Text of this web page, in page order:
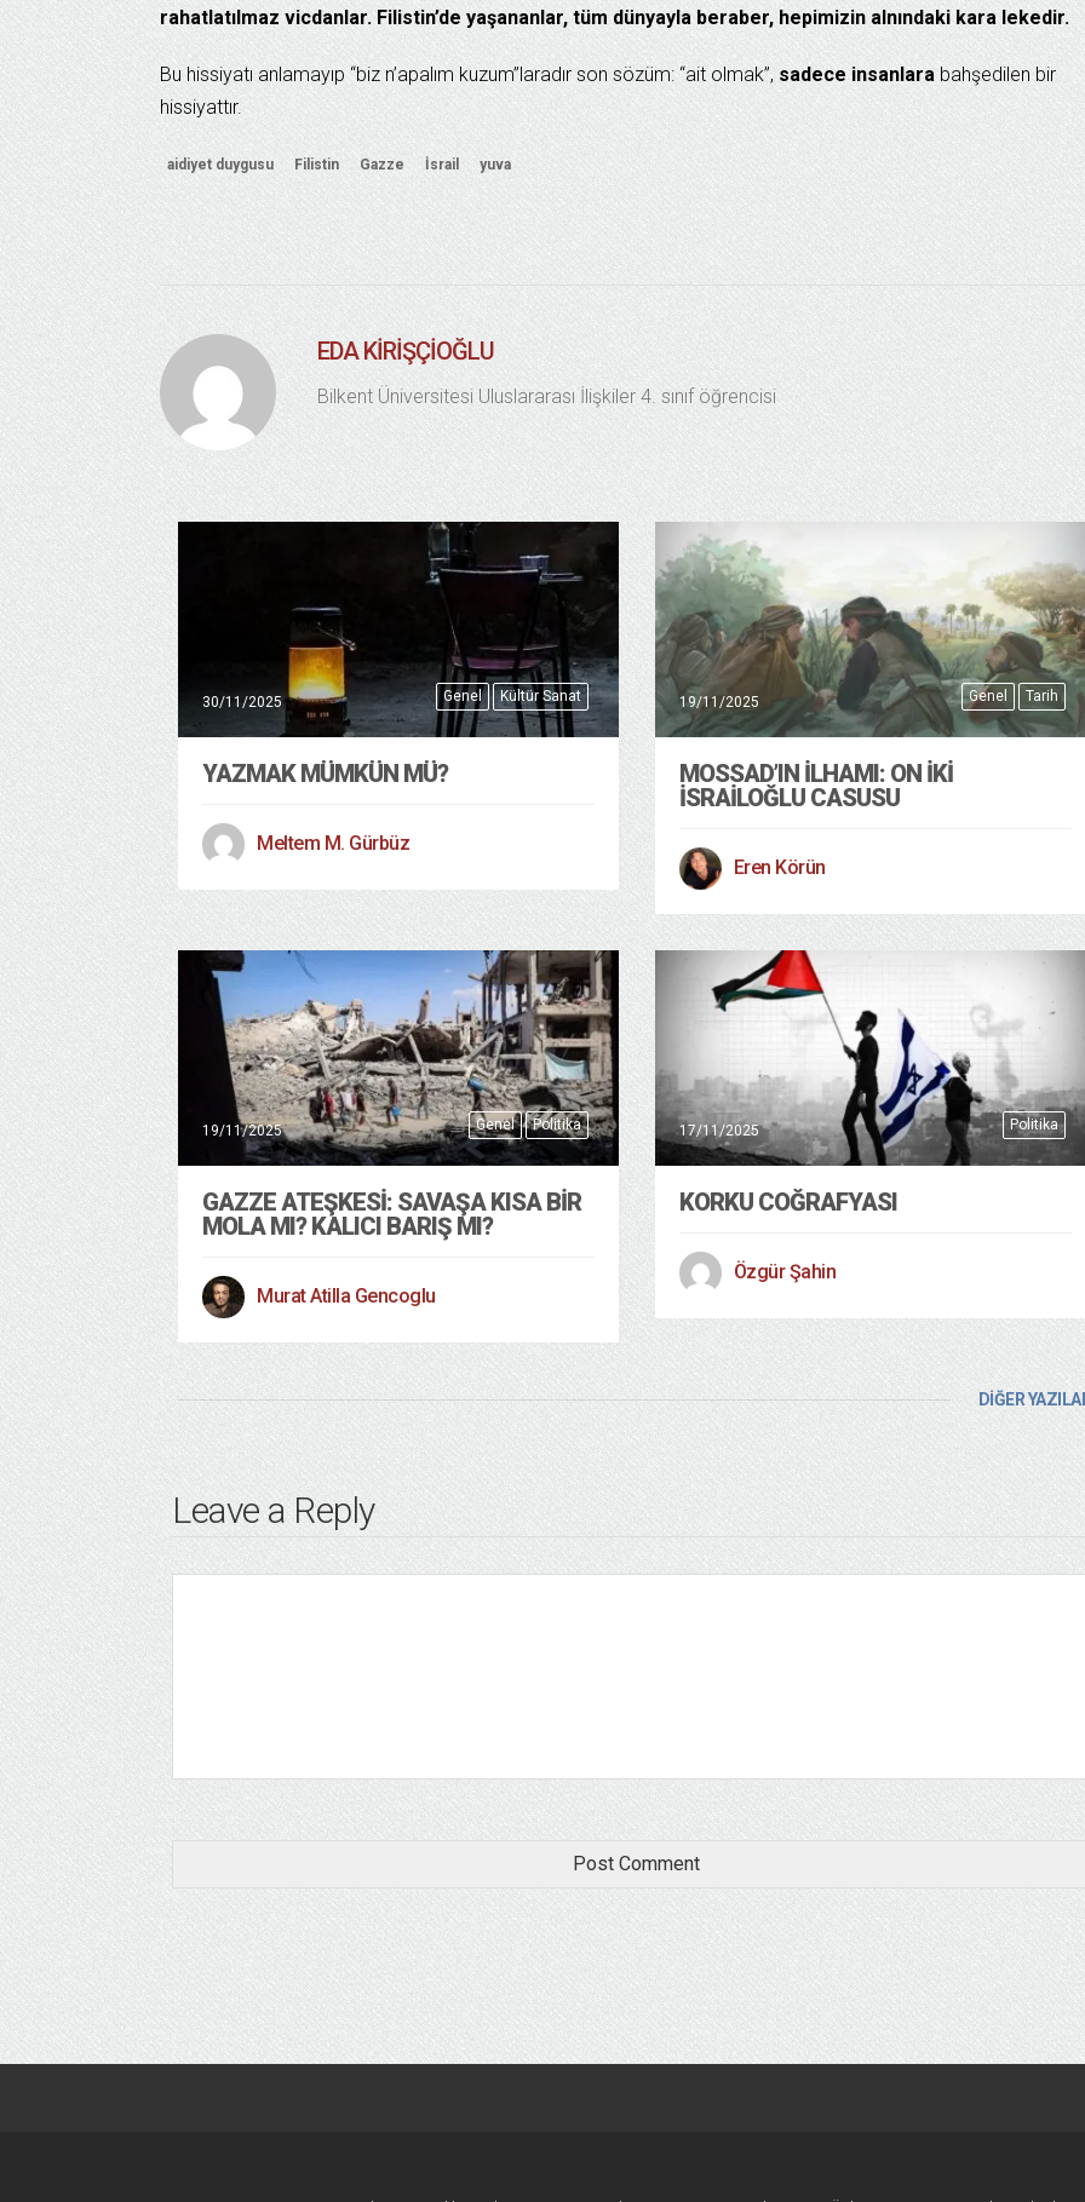
rahatlatılmaz vicdanlar. Filistin’de yaşananlar, tüm dünyayla beraber, hepimizin alnındaki kara lekedir.
Bu hissiyatı anlamayıp “biz n’apalım kuzum”laradır son sözüm: “ait olmak”,sadece insanlara bahşedilen bir
hissiyattır.
aidiyet duygusu Filistin Gazze İsrail yuva
EDA KIRIŞÇIOĞLU
Bilkent Üniversitesi Uluslararası İlişkiler 4. sınıf öğrencisi
Genel Kültür Sanat
30/11/2025
YAZMAK MÜMKÜN MÜ?
Meltem M. Gürbüz
Genel Tarih
19/11/2025
MOSSAD’IN İLHAMI: ON İKI
İSRAILOĞLU CASUSU
Eren Körün
Genel Politika
19/11/2025
GAZZE ATEŞKESI: SAVAŞA KISA BIR
MOLA MI? KALICI BARIŞ MI?
Murat Atilla Gencoglu
Politika
17/11/2025
KORKU COĞRAFYASI
Özgür Şahin
DİĞER
Leave a Reply